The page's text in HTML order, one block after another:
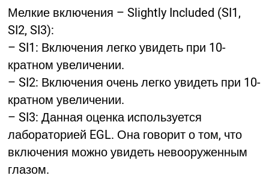
Мелкие включения – Slightly Included (SI1,
SI2, SI3):
– SI1: Включения легко увидеть при 10-
кратном увеличении.
– SI2: Включения очень легко увидеть при 10-
кратном увеличении.
– SI3: Данная оценка используется
лабораторией EGL. Она говорит о том, что
включения можно увидеть невооруженным
глазом.